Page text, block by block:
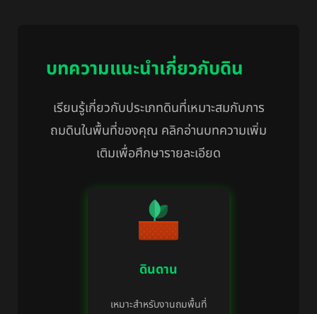
บทความแนะนำเกี่ยวกับดิน
เรียนรู้เกี่ยวกับประเภทดินที่เหมาะสมกับการ
ถมดินในพื้นที่ของคุณ คลิกอ่านบทความเพิ่ม
เติมเพื่อศึกษารายละเอียด
ดินดาน
เหมาะสำหรับงานถมพื้นที่